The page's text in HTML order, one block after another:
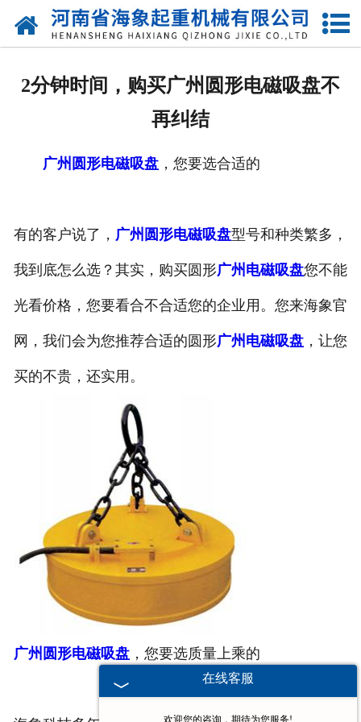
网站首页
厂区一角
案例展示
联系我们
2分钟时间，购买广州圆形电磁吸盘不
再纠结
广州圆形电磁吸盘，您要选合适的
有的客户说了， 广州圆形电磁吸盘型号和种类繁多，
我到底怎么选？其实，购买圆形广州电磁吸盘您不能
光看价格，您要看合不合适您的企业用。您来海象官
网，我们会为您推荐合适的圆形广州电磁吸盘，让您
买的不贵，还实用。
广州圆形电磁吸盘，您要选质量上乘的
在线客服
欢迎您的咨询，期待为您服务!